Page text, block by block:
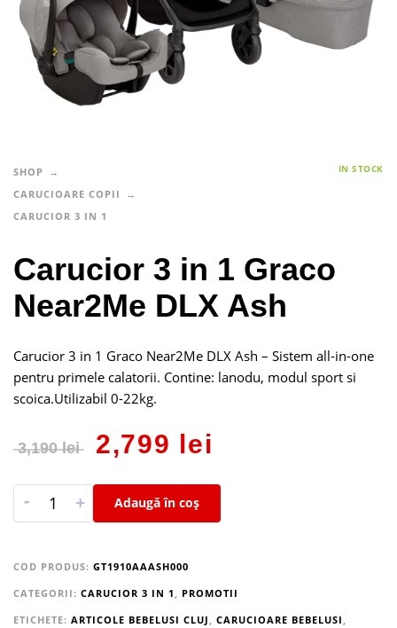
SHOP
CARUCIOARE COPII
CARUCIOR 3 IN 1
IN STOCK
Carucior 3 in 1 Graco
Near2Me DLX Ash
Carucior 3 in 1 Graco Near2Me DLX Ash – Sistem all-in-one
pentru primele calatorii. Contine: lanodu, modul sport si
scoica.Utilizabil 0-22kg.
3,190lei 2,799 lei
- + Adaugă în coș
COD PRODUS: GT1910AAASH000
CATEGORII: CARUCIOR 3 IN 1 , PROMOTII
ETICHETE: ARTICOLE BEBELUSI CLUJ , CARUCIOARE BEBELUSI ,